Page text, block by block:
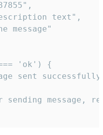
text",
message"
'ok') {
sent
sending message,